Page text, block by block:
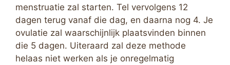
menstruatie zal starten. Tel vervolgens 12
dagen terug vanaf die dag, en daarna nog 4. Je
ovulatie zal waarschijnlijk plaatsvinden binnen
die 5 dagen. Uiteraard zal deze methode
helaas niet werken als je onregelmatig